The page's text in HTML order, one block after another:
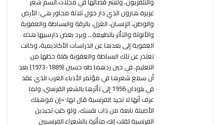
عزيزة هارون الذي دار حول ثلاثة محاور هي: الأرض
والوطن، الإنسان، الغزل، بالرقة والبساطة والعفوية
والأنوثة والتأثر بالطبيعة… ويرد بعض دارسيها هذه
العفوية إلى بعدها عن الدراسات الأكاديمية، وكانت
تعتذر عن تلك البساطة والعفوية بقلة حظها من
التعليم، في حين ردهما طه حسين (1889-1973) بعد
أن سمع شعرها في مؤتمر الأدباء العرب الذي عقد
في بلودان 1956 إلى تأثرها بالشعر الفرنسي، ولما
عرف أنها لا تجيد الفرنسية قال لها: «إن موهبتك
الأصيلة نابعة من ذات نفسك، ولو كنتِ تجيدين
الفرنسية لقلت إنك متأثرة بالشعراء الفرنسيين